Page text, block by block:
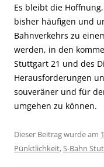
Es bleibt die
bisher häufigen und
Bahnverkehrs zu
werden, in den
Stuttgart 21 und des
Herausforderungen
souveräner und für
umgehen zu können.
Dieser Beitrag wurde am
Pünktlichkeit,S-Bahn